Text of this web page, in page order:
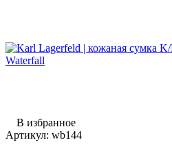
В избранное
Артикул: wb144